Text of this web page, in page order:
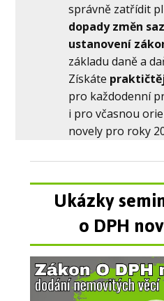
správně zatřídit
dopady změn
ustanovení
základu daně a
Získáte
pro každodenní
i pro včasnou
novely pro roky
Ukázky
o DPH
Video
přehrávač